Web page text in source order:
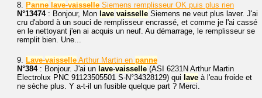
8. Panne lave-vaisselle Siemens remplisseur OK puis plus rien
N°13474: Bonjour, Mon lave vaisselle Siemens ne veut plus laver. J'ai
cru d'abord à un souci de remplisseur encrassé, et comme je l'ai cassé
en le nettoyant j'en ai acquis un neuf. Au démarrage, le remplisseur se
remplit bien. Une...
9. Lave-vaisselle Arthur Martin en panne
N°384: Bonjour. J'ai un lave-vaisselle (ASI 6231N Arthur Martin
Electrolux PNC 91123505501 S-N°34328129) qui lave à l'eau froide et
ne sèche plus. Y a-t-il un fusible quelque part ? Merci.